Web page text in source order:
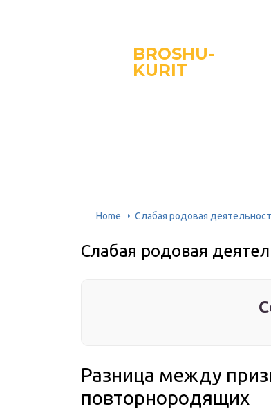
BROSHU-
KURIT
Home Слабая родовая
Слабая родовая
Разница между
повторнородящих